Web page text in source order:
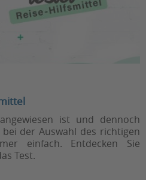
ist und dennoch
der Auswahl des richtigen
einfach. Entdecken Sie
Test.